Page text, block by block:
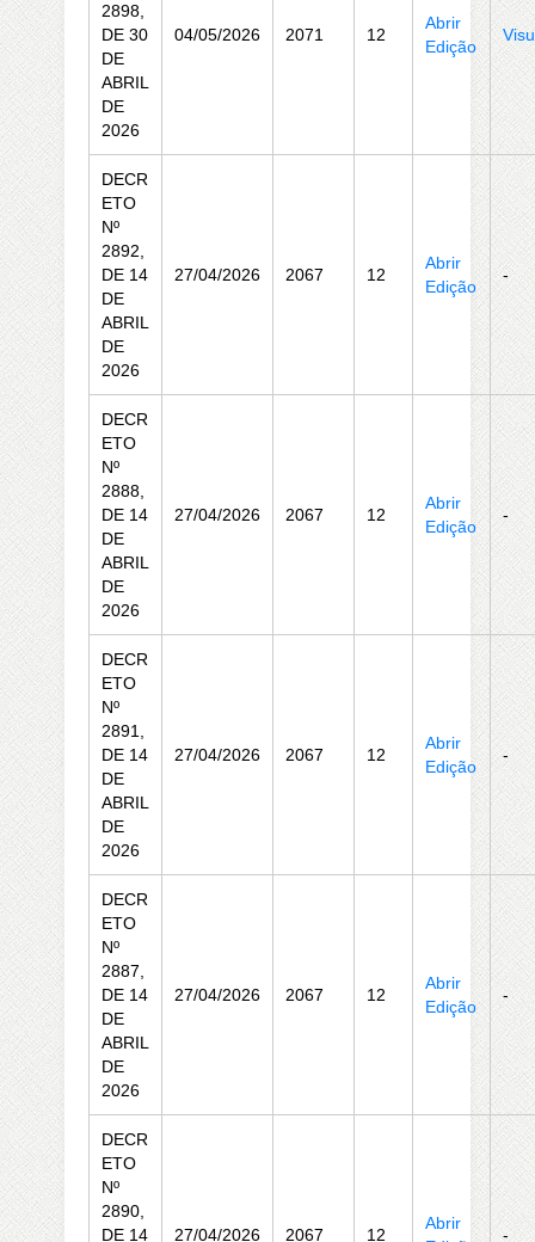
2898,
DE 30
DE
ABRIL
DE
2026
04/05/2026 2071 12
Abrir
Edição
DECR
ETO
Nº
2892,
DE 14
DE
ABRIL
DE
2026
27/04/2026 2067 12
Abrir
Edição
-
DECR
ETO
Nº
2888,
DE 14
DE
ABRIL
DE
2026
27/04/2026 2067 12
Abrir
Edição
-
DECR
ETO
Nº
2891,
DE 14
DE
ABRIL
DE
2026
27/04/2026 2067 12
Abrir
Edição
-
DECR
ETO
Nº
2887,
DE 14
DE
ABRIL
DE
2026
27/04/2026 2067 12
Abrir
Edição
-
DECR
ETO
Nº
2890,
DE 14
27/04/2026 2067 12
Abrir
-